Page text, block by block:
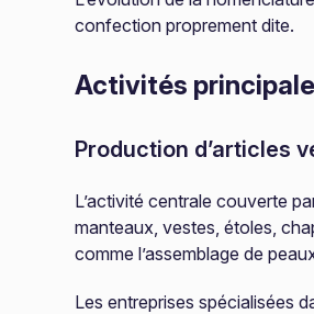
confection proprement dite.
Activités
Production d’articles
L’activité centrale couverte
manteaux, vestes, étoles,
comme l’assemblage de
Les entreprises spécialisées